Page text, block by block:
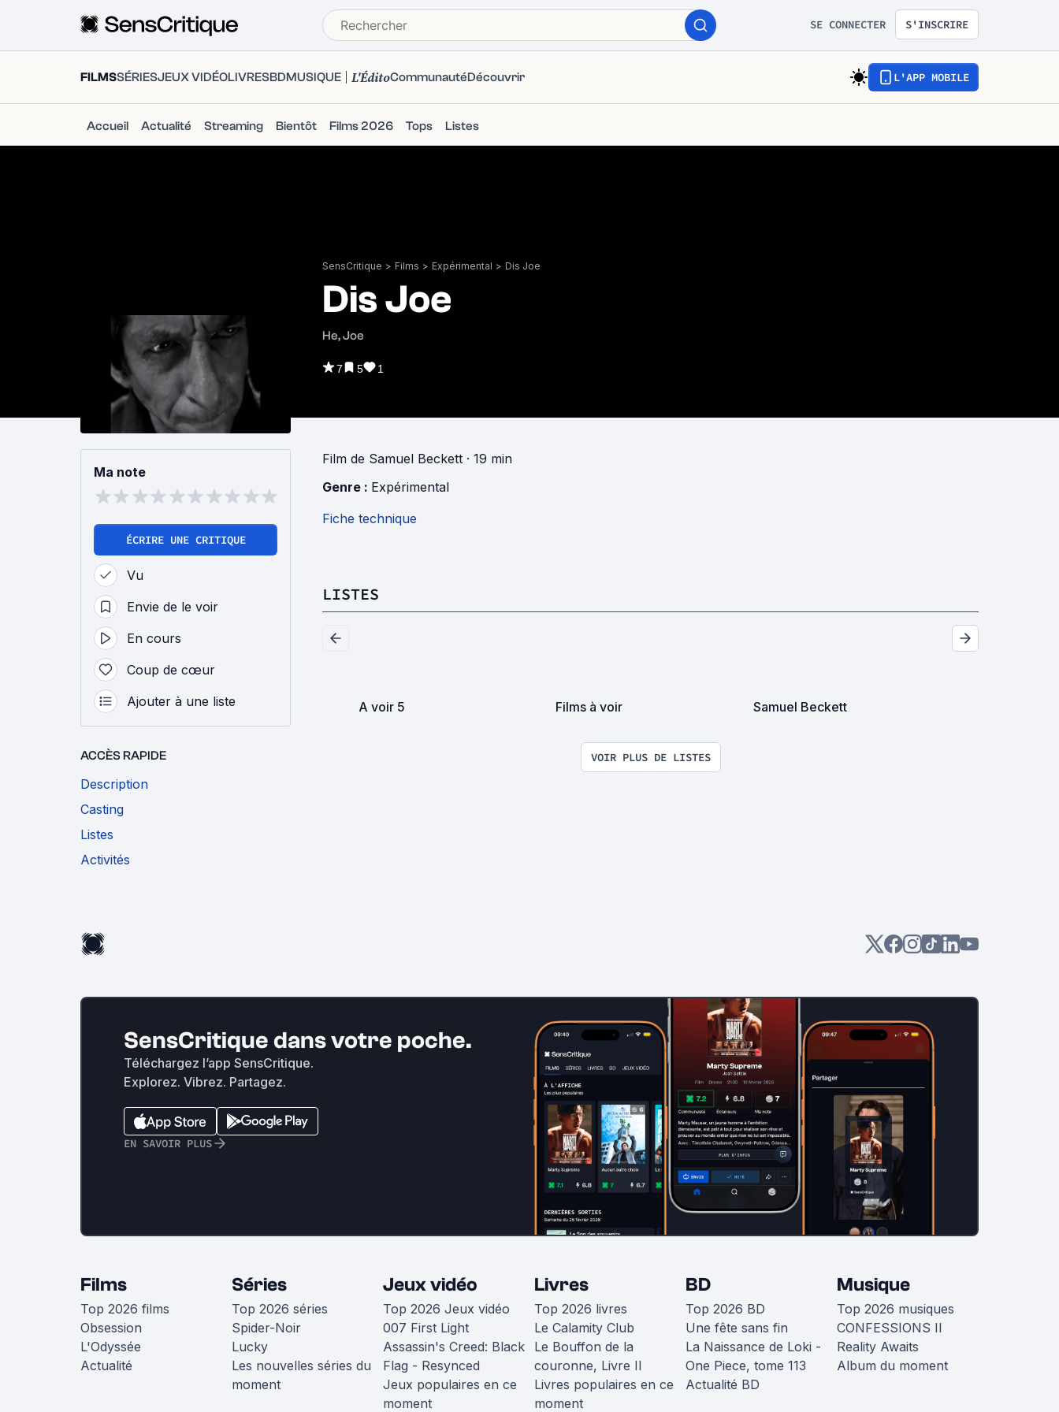
SE CONNECTER S'INSCRIRE
FILMSSÉRIESJEUX VIDÉOLIVRESBDMUSIQUE L'ÉditoCommunautéDécouvrir L'APP MOBILE
Accueil Actualité Streaming Bientôt Films 2026 Tops Listes
SensCritique > Films > Expérimental > Dis Joe
Dis Joe
He, Joe
7 5 1
Ma note
ÉCRIRE UNE CRITIQUE
Vu
Envie de le voir
En cours
Coup de cœur
Ajouter à une liste
ACCÈS RAPIDE
Description
Casting
Listes
Activités
Film de Samuel Beckett · 19 min
Genre : Expérimental
Fiche technique
LISTES
A voir 5 Films à voir Samuel Beckett
VOIR PLUS DE LISTES
SensCritique dans votre poche.
Téléchargez l’app SensCritique.
Explorez. Vibrez. Partagez.
EN SAVOIR PLUS
Films
Top 2026 films
Obsession
L'Odyssée
Actualité
Séries
Top 2026 séries
Spider-Noir
Lucky
Les nouvelles séries du
moment
Jeux vidéo
Top 2026 Jeux vidéo
007 First Light
Assassin's Creed: Black
Flag - Resynced
Jeux populaires en ce
moment
Livres
Top 2026 livres
Le Calamity Club
Le Bouffon de la
couronne, Livre II
Livres populaires en ce
moment
BD
Top 2026 BD
Une fête sans fin
La Naissance de Loki -
One Piece, tome 113
Actualité BD
Musique
Top 2026 musiques
CONFESSIONS II
Reality Awaits
Album du moment